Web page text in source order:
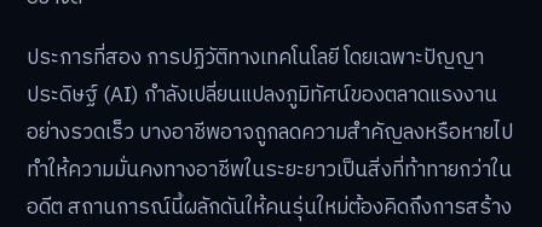
ประการที่สอง การปฏิวัติทางเทคโนโลยี โดยเฉพาะปัญญา
ประดิษฐ์ (AI) กำลังเปลี่ยนแปลงภูมิทัศน์ของตลาดแรงงาน
อย่างรวดเร็ว บางอาชีพอาจถูกลดความสำคัญลงหรือหายไป
ทำให้ความมั่นคงทางอาชีพในระยะยาวเป็นสิ่งที่ท้าทายกว่าใน
อดีต สถานการณ์นี้ผลักดันให้คนรุ่นใหม่ต้องคิดถึงการสร้าง